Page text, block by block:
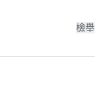
檢舉